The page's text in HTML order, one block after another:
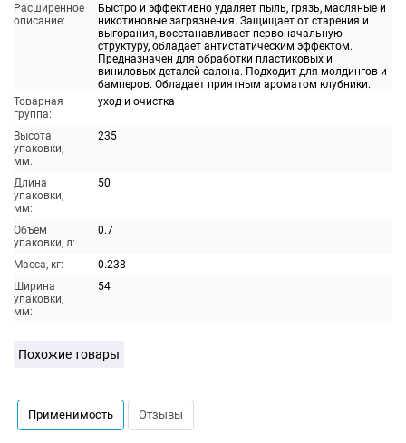
Расширенное
описание:
Быстро и эффективно удаляет пыль, грязь, масляные и
никотиновые загрязнения. Защищает от старения и
выгорания, восстанавливает первоначальную
структуру, обладает антистатическим эффектом.
Предназначен для обработки пластиковых и
виниловых деталей салона. Подходит для молдингов и
бамперов. Обладает приятным ароматом клубники.
Товарная
группа:
уход и очистка
Высота
упаковки,
мм:
235
Длина
упаковки,
мм:
50
Объем
упаковки, л:
0.7
Масса, кг:
0.238
Ширина
упаковки,
мм:
54
Похожие товары
Применимость Отзывы